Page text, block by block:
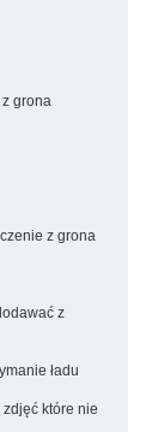
grona
z grona
z
ładu
które nie